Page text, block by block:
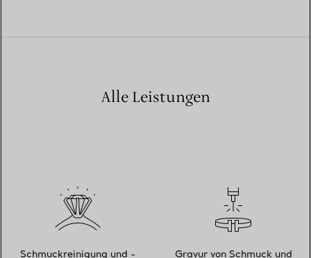
Alle Leistungen
Schmuckreinigung und -
Gravur von Schmuck und